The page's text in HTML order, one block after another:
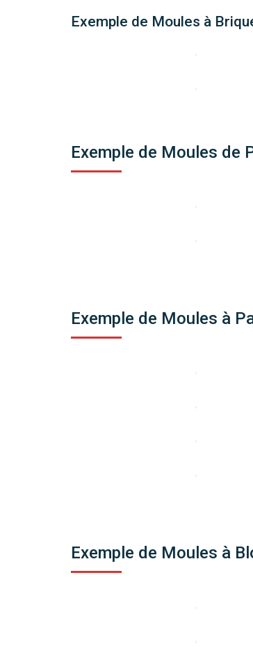
Exemple de Moules à
Exemple de Moules de
Exemple de Moules à
Exemple de Moules à